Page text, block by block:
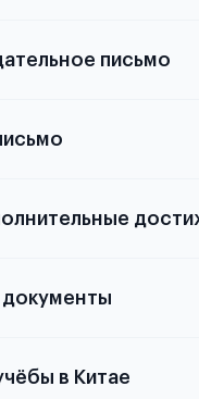
письмо
Подробнее о том,
в Китае